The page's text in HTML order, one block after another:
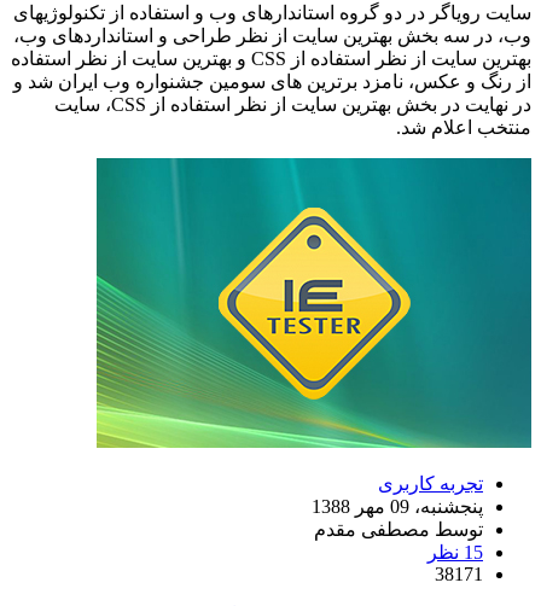
سایت رویاگر در دو گروه استاندارهای وب و استفاده از تکنولوژیهای
وب، در سه بخش بهترین سایت از نظر طراحی و استانداردهای وب،
بهترین سایت از نظر استفاده از CSS و بهترین سایت از نظر استفاده
از رنگ و عکس، نامزد برترین های سومین جشنواره وب ایران شد و
در نهایت در بخش بهترین سایت از نظر استفاده از CSS، سایت
منتخب اعلام شد.
تجربه کاربری
پنجشنبه، 09 مهر 1388
توسط مصطفی مقدم
15 نظر
38171